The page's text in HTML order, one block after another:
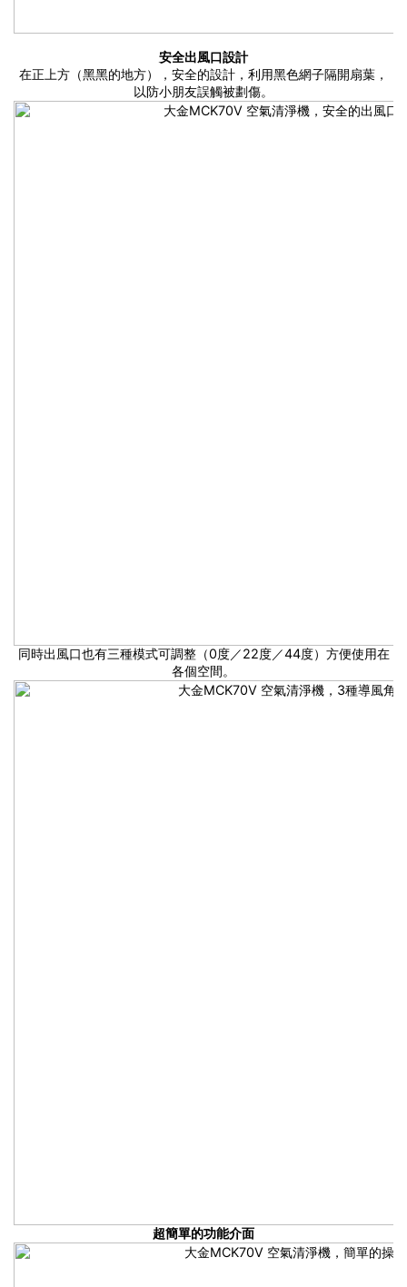
安全出風口設計
在正上方（黑黑的地方），安全的設計，利用黑色網子隔開扇葉，
以防小朋友誤觸被劃傷。
同時出風口也有三種模式可調整（0度／22度／44度）方便使用在
各個空間。
超簡單的功能介面